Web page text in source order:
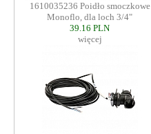
1610035236 Poidło smoczkowe
Monoflo, dla loch 3/4"
39.16 PLN
więcej